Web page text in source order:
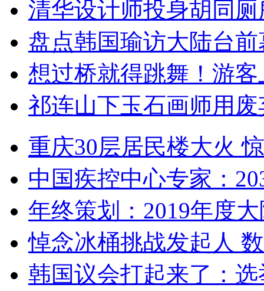
清华设计师投身胡同
盘点韩国瑜访大陆台
想过桥就得跳舞！游客
祁连山下玉石画师用
重庆30层居民楼大火
中国疾控中心专家：
年终策划：2019年度
悼念冰桶挑战发起人
韩国议会打起来了：